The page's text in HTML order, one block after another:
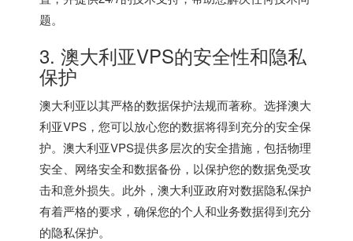
题。
3. 澳大利亚VPS的安全性和隐私
保护
澳大利亚以其严格的数据保护法规而著称。选择澳大
利亚VPS，您可以放心您的数据将得到充分的安全保
护。澳大利亚VPS提供多层次的安全措施，包括物理
安全、网络安全和数据备份，以保护您的数据免受攻
击和意外损失。此外，澳大利亚政府对数据隐私保护
有着严格的要求，确保您的个人和业务数据得到充分
的隐私保护。